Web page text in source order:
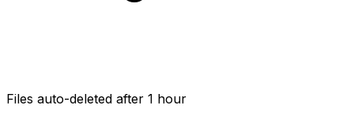
Files auto-deleted after 1 hour